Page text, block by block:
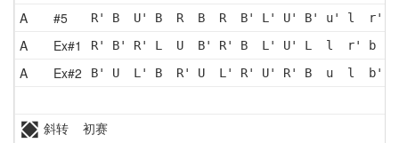
A #5 R' B  U' B  R  B  R  B' L' U' B' u' l  r'
A Ex#1 R' B' R' L  U  B' R' B  L' U' L  l  r' b
A Ex#2 B' U  L' B  R' U  L' R' U' R' B  u  l  b'
斜转 初赛